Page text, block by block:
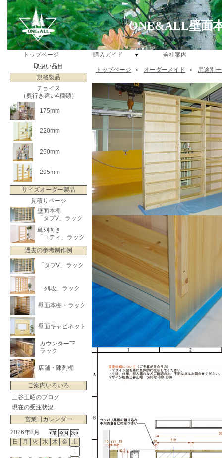
ONE&ALL壁面
トップページ 購入ガイド
会社案内
取扱い品目
規格製品
チョイス
（奥行き違い4種類）
175mm
220mm
250mm
295mm
サイズオーダー製品
見積りページ
壁面本棚
「タブV」ラック
単列向き
「コティ」ラック
過去の参考制作例
「タブV」ラック
「列段」ラック
壁面本棚・ラック
壁面キャビネット
カウンター下
ラック
店舗・陳列棚
ご案内いろいろ
三谷正昭のブログ
現在の受注状況
営業日カレンダー
2026年8月
日
月 火 水 木 金
土
1
トップページ ＞ オーダーメイド ＞ 用途別